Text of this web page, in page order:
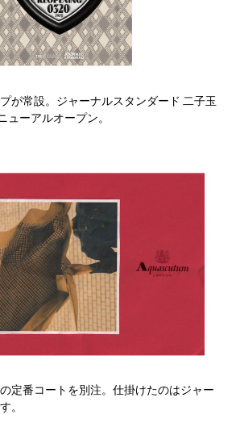
が常設。ジャーナルスタンダード 二子玉
ューアルオープン。
定番コートを別注。仕掛けたのはジャー
。